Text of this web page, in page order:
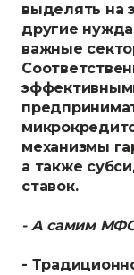
выделять на
другие
важные
механизмы
а также
ставок.
- А самим МФО
-